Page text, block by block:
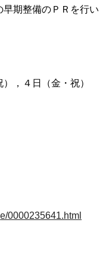
期整備のＰＲを行い
，４日（金・祝）
0000235641.html